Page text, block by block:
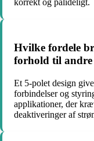
Hvilke fordele
forhold til
Et 5-polet design
forbindelser og
applikationer, der
deaktiveringer af